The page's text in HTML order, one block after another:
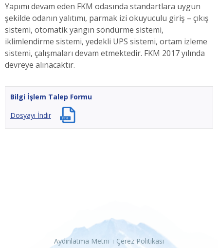
Yapımı devam eden FKM odasında standartlara uygun
şekilde odanın yalıtımı, parmak izi okuyuculu giriş – çıkış
sistemi, otomatik yangın söndürme sistemi,
iklimlendirme sistemi, yedekli UPS sistemi, ortam izleme
sistemi, çalışmaları devam etmektedir. FKM 2017 yılında
devreye alınacaktır.
Bilgi İşlem Talep Formu
Dosyayı İndir
Aydınlatma Metni Çerez Politikası